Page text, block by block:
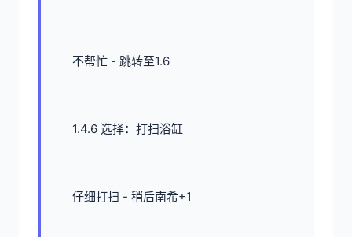
不帮忙 - 跳转至1.6
1.4.6 选择：打扫浴缸
仔细打扫 - 稍后南希+1